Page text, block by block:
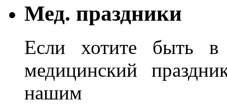
Мед. праздники
Если хотите быть в
медицинский
нашим